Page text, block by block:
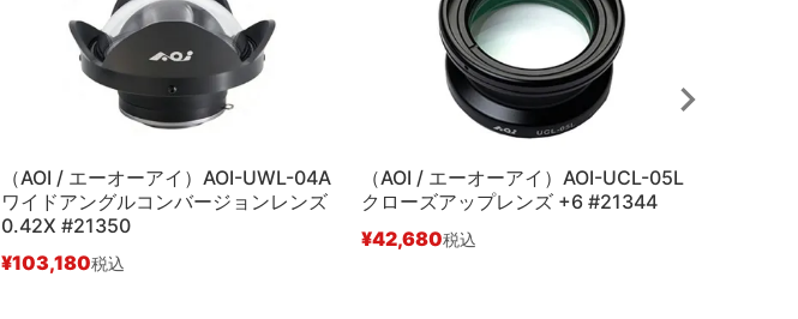
（AOI / エーオーアイ）AOI-UWL-04A
ワイドアングルコンバージョンレンズ
0.42X #21350
¥103,180税込
（AOI / エーオーアイ）AOI-UCL-05L
クローズアップレンズ +6 #21344
¥42,680税込